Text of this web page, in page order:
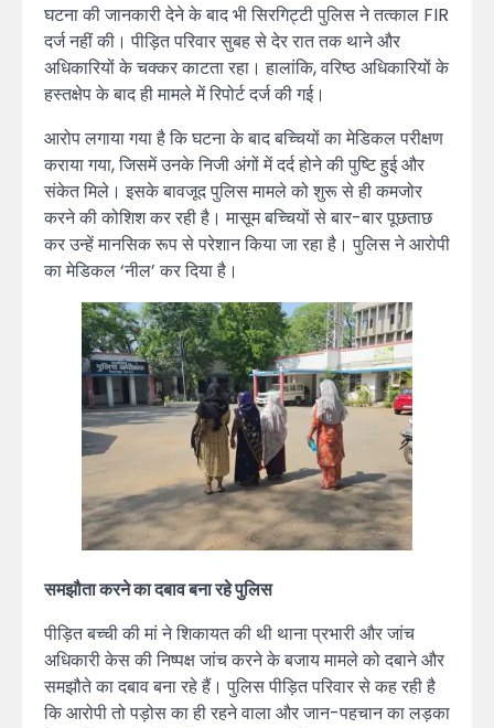
घटना की जानकारी देने के बाद भी सिरगिट्टी पुलिस ने तत्काल FIR
दर्ज नहीं की। पीड़ित परिवार सुबह से देर रात तक थाने और
अधिकारियों के चक्कर काटता रहा। हालांकि, वरिष्ठ अधिकारियों के
हस्तक्षेप के बाद ही मामले में रिपोर्ट दर्ज की गई।
आरोप लगाया गया है कि घटना के बाद बच्चियों का मेडिकल परीक्षण
कराया गया, जिसमें उनके निजी अंगों में दर्द होने की पुष्टि हुई और
संकेत मिले। इसके बावजूद पुलिस मामले को शुरू से ही कमजोर
करने की कोशिश कर रही है। मासूम बच्चियों से बार-बार पूछताछ
कर उन्हें मानसिक रूप से परेशान किया जा रहा है। पुलिस ने आरोपी
का मेडिकल ‘नील’ कर दिया है।
समझौता करने का दबाव बना रहे पुलिस
पीड़ित बच्ची की मां ने शिकायत की थी थाना प्रभारी और जांच
अधिकारी केस की निष्पक्ष जांच करने के बजाय मामले को दबाने और
समझौते का दबाव बना रहे हैं। पुलिस पीड़ित परिवार से कह रही है
कि आरोपी तो पड़ोस का ही रहने वाला और जान-पहचान का लड़का